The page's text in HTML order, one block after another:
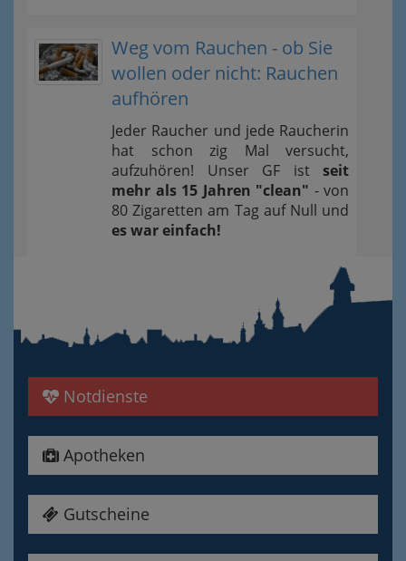
Weg vom Rauchen - ob Sie
wollen oder nicht: Rauchen
aufhören
Jeder Raucher und jede Raucherin
hat schon zig Mal versucht,
aufzuhören! Unser GF ist seit
mehr als 15 Jahren "clean" - von
80 Zigaretten am Tag auf Null und
es war einfach!
Notdienste
Apotheken
Gutscheine